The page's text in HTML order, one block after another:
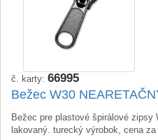
č. karty: 66995
Bežec W30
Bežec pre plastové špirálové zipsy
lakovaný. turecký výrobok, cena za